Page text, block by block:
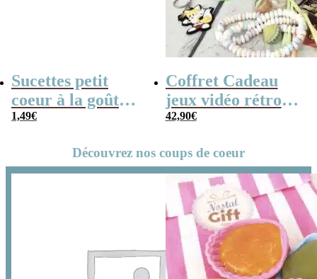
Sucettes petit
coeur à la goût
cerise x5
1,49€
Coffret Cadeau
jeux vidéo rétro
(avec sa console de
42,90€
Découvrez nos coups de coeur